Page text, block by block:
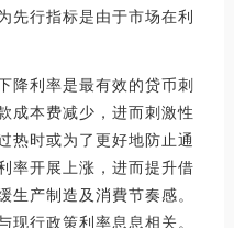
先行指标是由于市场在利
降利率是最有效的贷币刺
成本费减少，进而刺激性
热时或为了更好地防止通
率开展上涨，进而提升借
生产制造及消費节奏感。
现行政策利率息息相关。